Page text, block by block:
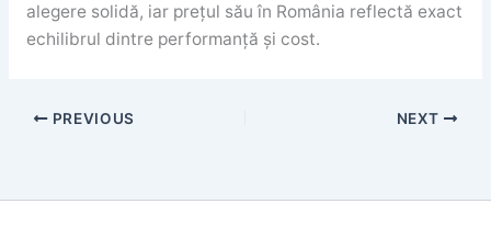
alegere solidă, iar prețul său în România reflectă exact
echilibrul dintre performanță și cost.
PREVIOUS NEXT